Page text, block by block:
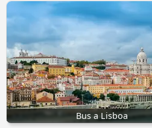
Bus a Lisboa